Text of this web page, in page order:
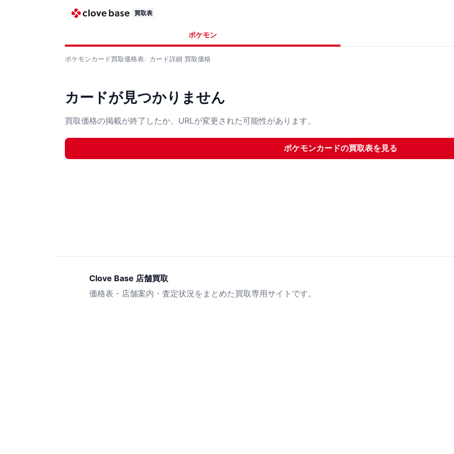
買取表
ポケモン
ポケモンカード買取価格表 カード詳細 買取価格
カードが見つかりません
買取価格の掲載が終了したか、URLが変更された可能性があります。
ポケモンカードの買取表を見る
Clove Base 店舗買取
価格表・店舗案内・査定状況をまとめた買取専用サイトです。